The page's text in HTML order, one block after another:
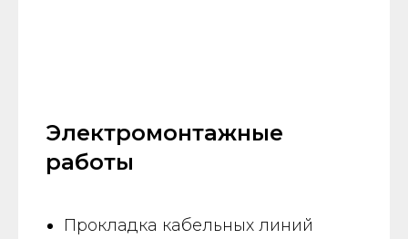
Электромонтажные
работы
Прокладка кабельных линий